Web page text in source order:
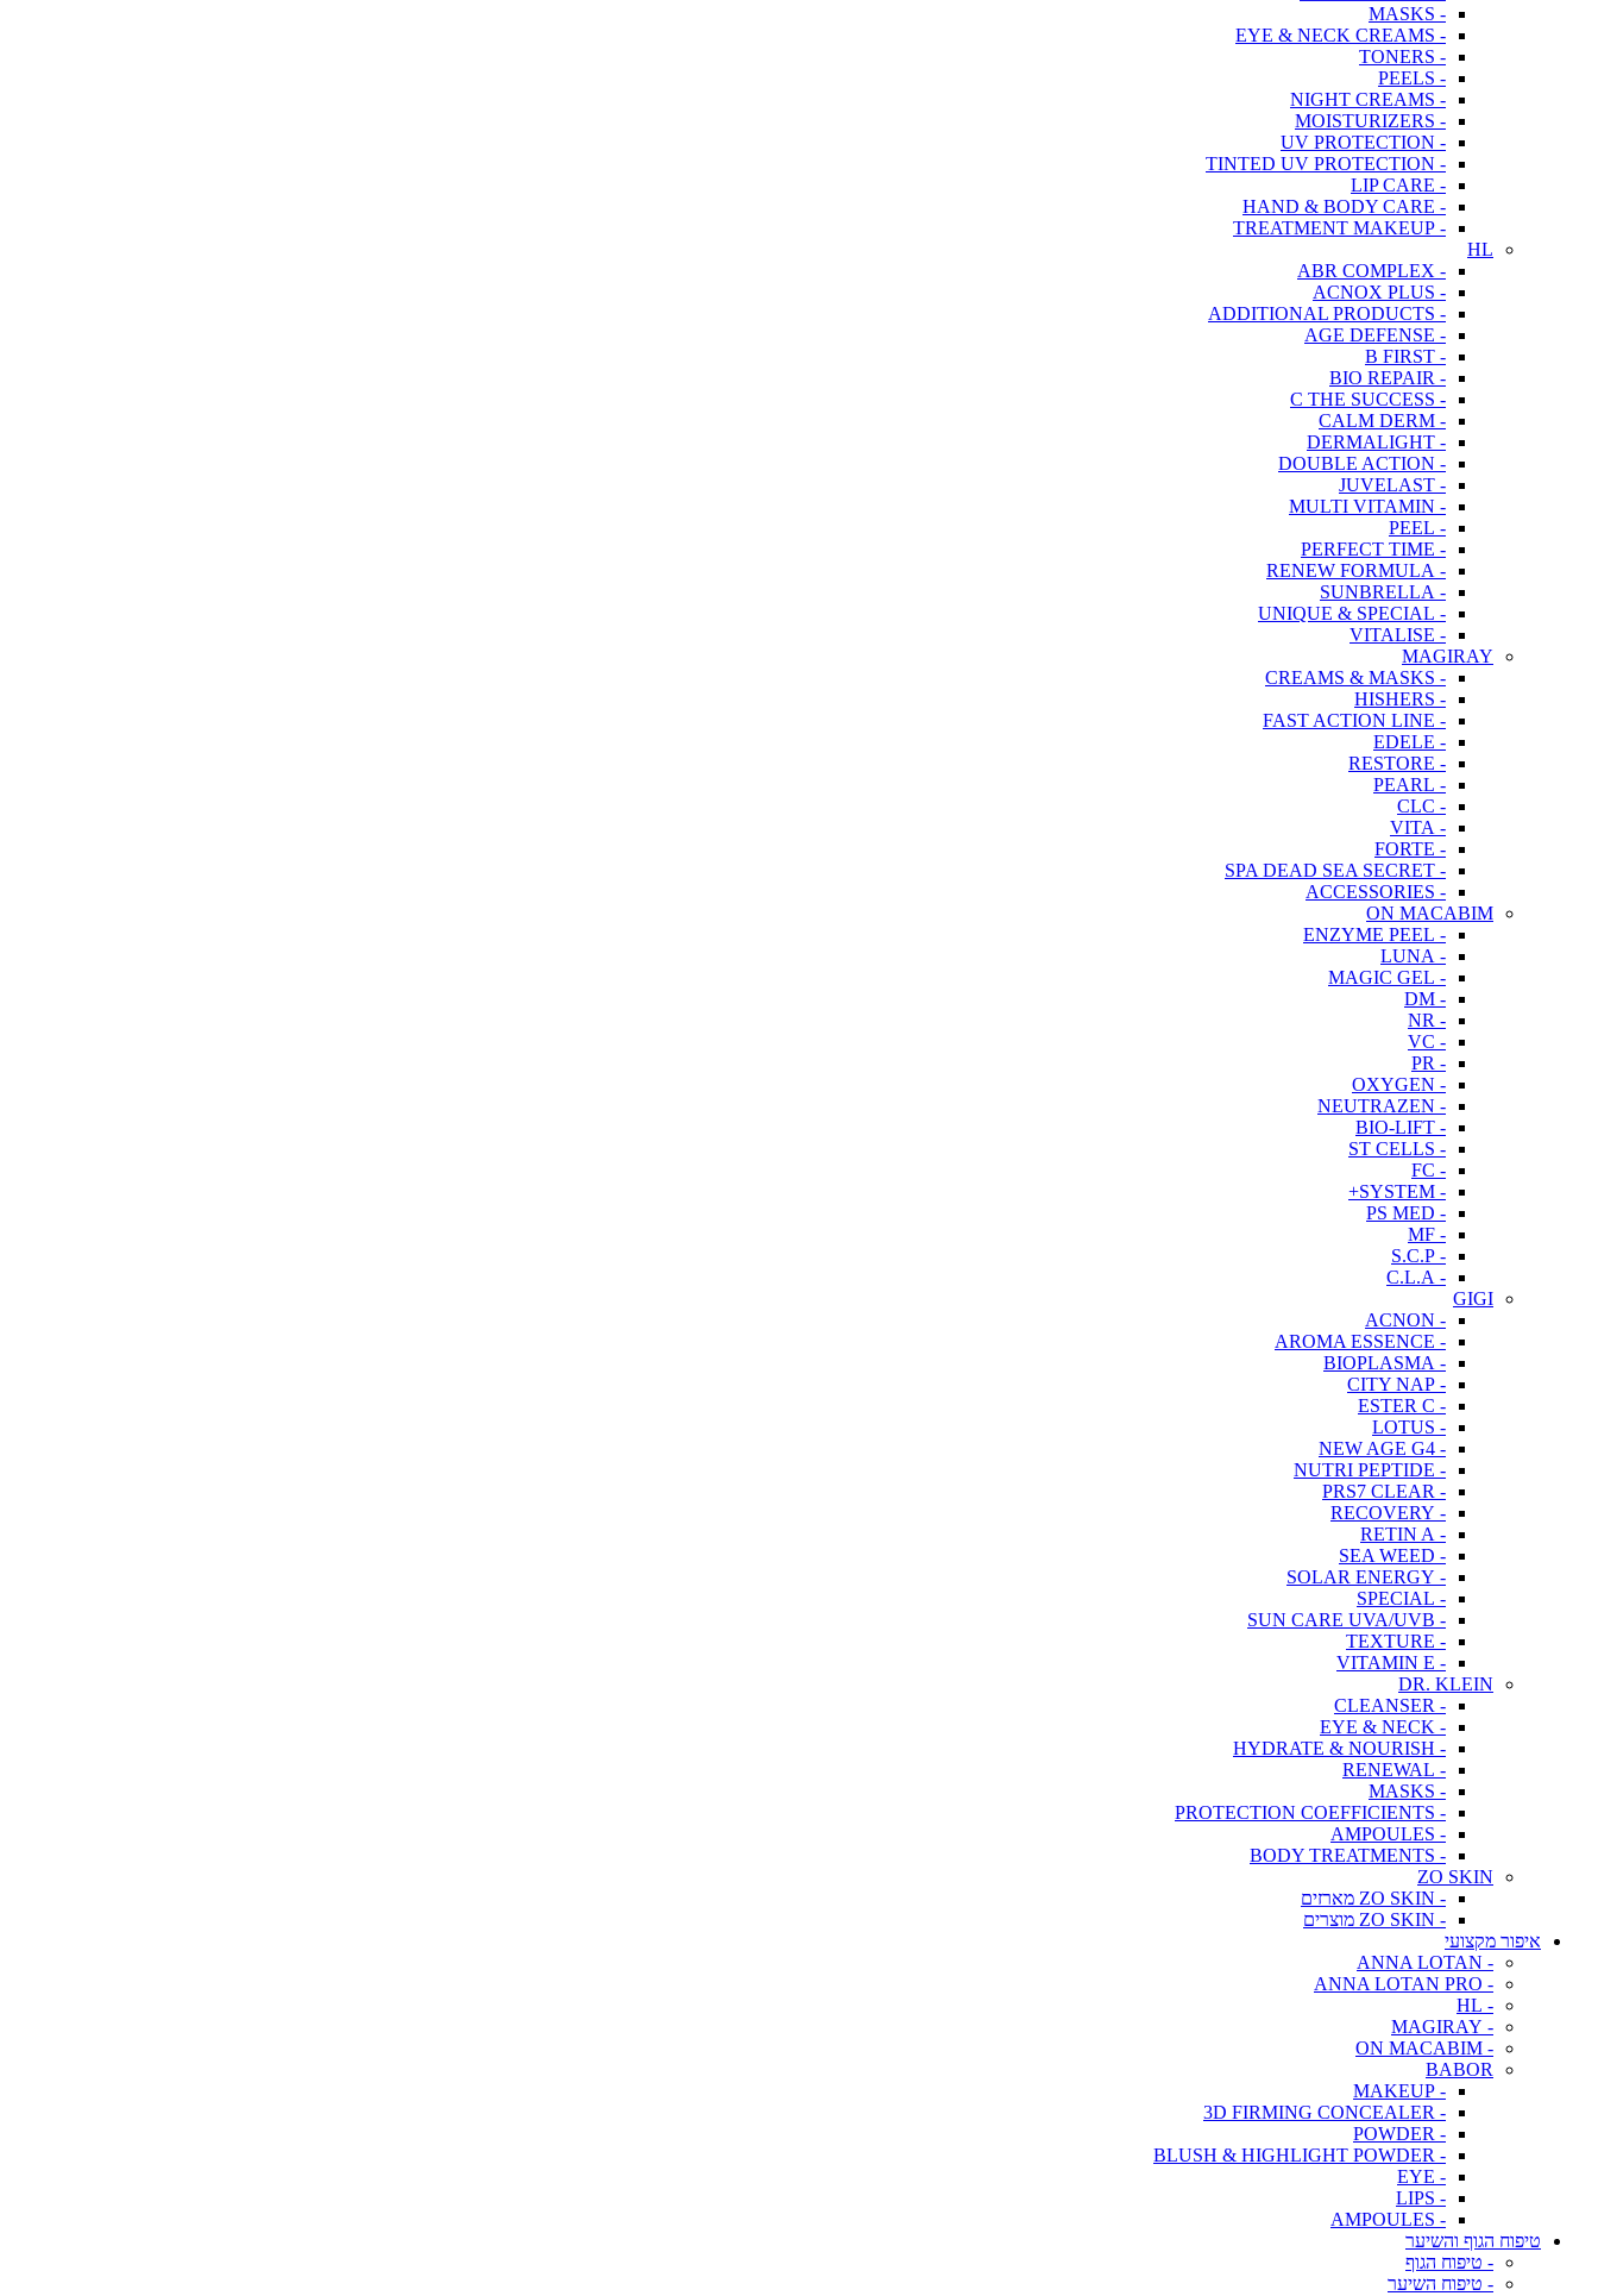
- MASKS
- EYE & NECK CREAMS
- TONERS
- PEELS
- NIGHT CREAMS
- MOISTURIZERS
- UV PROTECTION
- TINTED UV PROTECTION
- LIP CARE
- HAND & BODY CARE
- TREATMENT MAKEUP
HL
- ABR COMPLEX
- ACNOX PLUS
- ADDITIONAL PRODUCTS
- AGE DEFENSE
- B FIRST
- BIO REPAIR
- C THE SUCCESS
- CALM DERM
- DERMALIGHT
- DOUBLE ACTION
- JUVELAST
- MULTI VITAMIN
- PEEL
- PERFECT TIME
- RENEW FORMULA
- SUNBRELLA
- UNIQUE & SPECIAL
- VITALISE
MAGIRAY
- CREAMS & MASKS
- HISHERS
- FAST ACTION LINE
- EDELE
- RESTORE
- PEARL
- CLC
- VITA
- FORTE
- SPA DEAD SEA SECRET
- ACCESSORIES
ON MACABIM
- ENZYME PEEL
- LUNA
- MAGIC GEL
- DM
- NR
- VC
- PR
- OXYGEN
- NEUTRAZEN
- BIO-LIFT
- ST CELLS
- FC
- SYSTEM+
- PS MED
- MF
- S.C.P
- C.L.A
GIGI
- ACNON
- AROMA ESSENCE
- BIOPLASMA
- CITY NAP
- ESTER C
- LOTUS
- NEW AGE G4
- NUTRI PEPTIDE
- PRS7 CLEAR
- RECOVERY
- RETIN A
- SEA WEED
- SOLAR ENERGY
- SPECIAL
- SUN CARE UVA/UVB
- TEXTURE
- VITAMIN E
DR. KLEIN
- CLEANSER
- EYE & NECK
- HYDRATE & NOURISH
- RENEWAL
- MASKS
- PROTECTION COEFFICIENTS
- AMPOULES
- BODY TREATMENTS
ZO SKIN
- ZO SKIN מארזים
- ZO SKIN מוצרים
איפור מקצועי
- ANNA LOTAN
- ANNA LOTAN PRO
- HL
- MAGIRAY
- ON MACABIM
BABOR
- MAKEUP
- 3D FIRMING CONCEALER
- POWDER
- BLUSH & HIGHLIGHT POWDER
- EYE
- LIPS
- AMPOULES
טיפוח הגוף והשיער
- טיפוח הגוף
- טיפוח השיער